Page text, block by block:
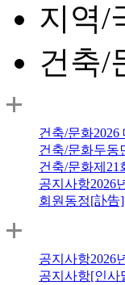
지역/
건축/
건축/문화
건축/문화두동
건축/문화제21
공지사항2026
회원동정[訃告
공지사항2026
공지사항[인사